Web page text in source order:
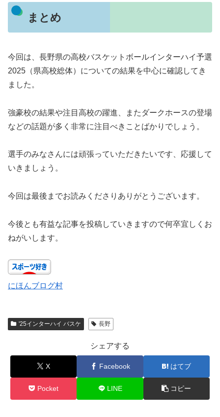
まとめ
今回は、長野県の高校バスケットボールインターハイ予選
2025（県高校総体）についての結果を中心に確認してき
ました。
強豪校の結果や注目高校の躍進、またダークホースの登場
などの話題が多く非常に注目べきことばかりでしょう。
選手のみなさんには頑張っていただきたいです、応援して
いきましょう。
今回は最後までお読みくださりありがとうございます。
今後とも有益な記事を投稿していきますので何卒宜しくお
ねがいします。
にほんブログ村
'25インターハイ バスケ 長野
シェアする
X Facebook はてブ
Pocket LINE コピー